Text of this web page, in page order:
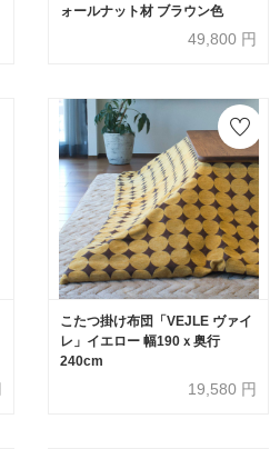
ォールナット材 ブラウン色
49,800 円
こたつ掛け布団「VEJLE ヴァイ
レ」イエロー 幅190ｘ奥行
240cm
19,580 円